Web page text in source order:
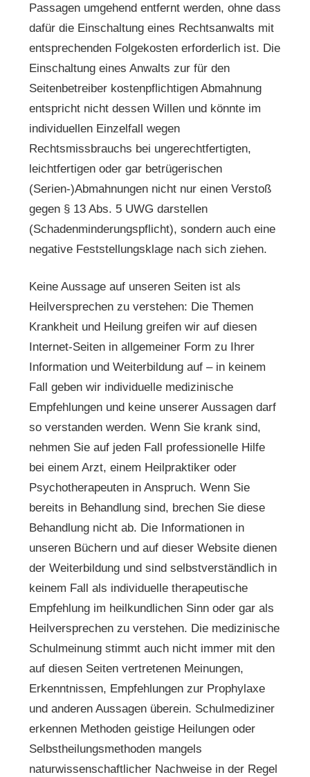
Passagen umgehend entfernt werden, ohne dass
dafür die Einschaltung eines Rechtsanwalts mit
entsprechenden Folgekosten erforderlich ist. Die
Einschaltung eines Anwalts zur für den
Seitenbetreiber kostenpflichtigen Abmahnung
entspricht nicht dessen Willen und könnte im
individuellen Einzelfall wegen
Rechtsmissbrauchs bei ungerechtfertigten,
leichtfertigen oder gar betrügerischen
(Serien-)Abmahnungen nicht nur einen Verstoß
gegen § 13 Abs. 5 UWG darstellen
(Schadenminderungspflicht), sondern auch eine
negative Feststellungsklage nach sich ziehen.
Keine Aussage auf unseren Seiten ist als
Heilversprechen zu verstehen: Die Themen
Krankheit und Heilung greifen wir auf diesen
Internet-Seiten in allgemeiner Form zu Ihrer
Information und Weiterbildung auf – in keinem
Fall geben wir individuelle medizinische
Empfehlungen und keine unserer Aussagen darf
so verstanden werden. Wenn Sie krank sind,
nehmen Sie auf jeden Fall professionelle Hilfe
bei einem Arzt, einem Heilpraktiker oder
Psychotherapeuten in Anspruch. Wenn Sie
bereits in Behandlung sind, brechen Sie diese
Behandlung nicht ab. Die Informationen in
unseren Büchern und auf dieser Website dienen
der Weiterbildung und sind selbstverständlich in
keinem Fall als individuelle therapeutische
Empfehlung im heilkundlichen Sinn oder gar als
Heilversprechen zu verstehen. Die medizinische
Schulmeinung stimmt auch nicht immer mit den
auf diesen Seiten vertretenen Meinungen,
Erkenntnissen, Empfehlungen zur Prophylaxe
und anderen Aussagen überein. Schulmediziner
erkennen Methoden geistige Heilungen oder
Selbstheilungsmethoden mangels
naturwissenschaftlicher Nachweise in der Regel